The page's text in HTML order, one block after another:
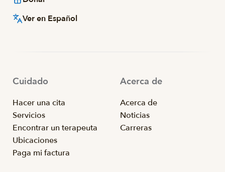
Ver en Español
Cuidado
Hacer una cita
Servicios
Encontrar un terapeuta
Ubicaciones
Paga mi factura
Acerca de
Acerca de
Noticias
Carreras